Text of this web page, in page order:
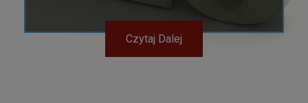
Czytaj Dalej